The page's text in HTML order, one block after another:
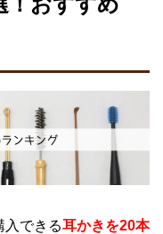
入できる耳かきを20本